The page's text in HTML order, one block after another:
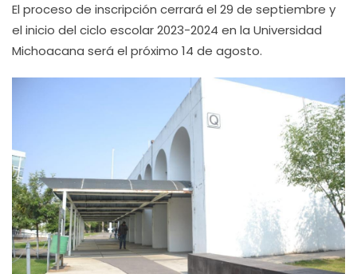
El proceso de inscripción cerrará el 29 de septiembre y
el inicio del ciclo escolar 2023-2024 en la Universidad
Michoacana será el próximo 14 de agosto.